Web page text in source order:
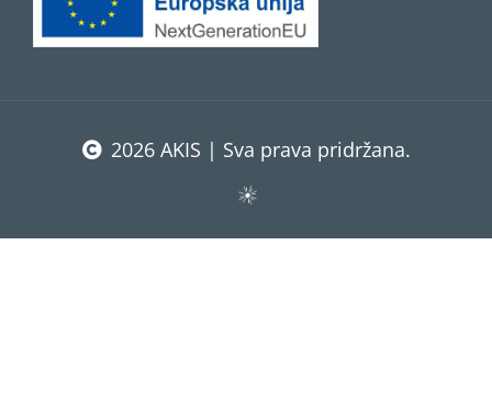
2026 AKIS | Sva prava pridržana.